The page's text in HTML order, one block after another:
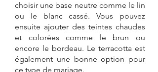
choisir une base neutre comme le lin
ou le blanc cassé. Vous pouvez
ensuite ajouter des teintes chaudes
et colorées comme le brun ou
encore le bordeau. Le terracotta est
également une bonne option pour
ce type de mariage.